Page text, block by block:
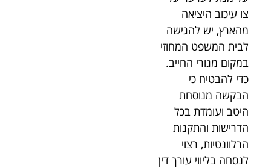
צו עיכוב היציאה
מהארץ, יש להגישה
לבית המשפט המחוזי
במקום מגורי החייב.
כדי להבטיח כי
הבקשה מנוסחת
היטב ועומדת בכל
הדרישות והתקנות
הרלוונטיות, רצוי
לנסחה בליווי עורך דין